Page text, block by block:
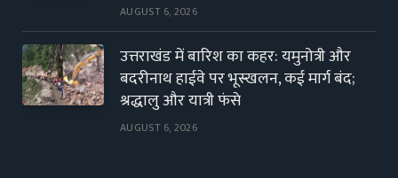
AUGUST 6, 2026
उत्तराखंड में बारिश का कहर: यमुनोत्री और
बदरीनाथ हाईवे पर भूस्खलन, कई मार्ग बंद;
श्रद्धालु और यात्री फंसे
AUGUST 6, 2026